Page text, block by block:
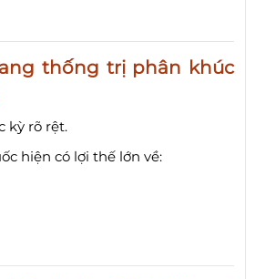
thống trị phân khúc
kỳ rõ rệt.
hiện có lợi thế lớn về: